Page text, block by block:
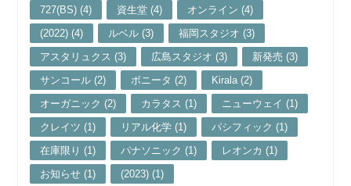
727(BS) (4)
資生堂 (4)
オンライン (4)
(2022) (4)
ルベル (3)
福岡スタジオ (3)
アスタリュクス (3)
広島スタジオ (3)
新発売 (3)
サンコール (2)
ボニータ (2)
Kirala (2)
オーガニック (2)
カラタス (1)
ニューウェイ (1)
クレイツ (1)
リアル化学 (1)
パシフィック (1)
在庫限り (1)
パナソニック (1)
レオンカ (1)
お知らせ (1)
(2023) (1)